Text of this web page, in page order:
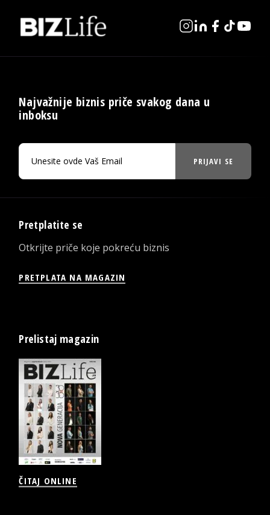
Najvažnije biznis priče svakog dana u
inboksu
PRIJAVI SE
Pretplatite se
Otkrijte priče koje pokreću biznis
PRETPLATA NA MAGAZIN
Prelistaj magazin
ČITAJ ONLINE